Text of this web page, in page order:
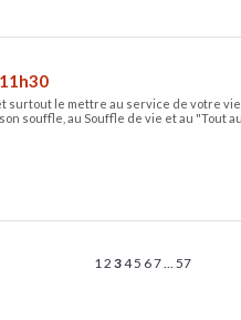
surtout le mettre au service de votre
souffle, au Souffle de vie et au "Tout
1 2 345 67 57